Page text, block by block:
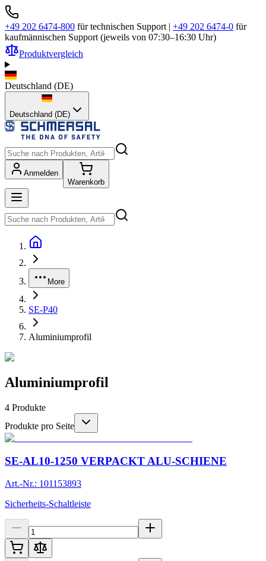
+49 202 6474-800 für technischen Support | +49 202 6474-0 für
kaufmännischen Support (jeweils von 07:30–16:30 Uhr)
Produktvergleich
Deutschland (DE)
Deutschland (DE)
Anmelden
Warenkorb
More
SE-P40
Aluminiumprofil
Aluminiumprofil
4 Produkte
Produkte pro Seite
SE-AL10-1250 VERPACKT ALU-SCHIENE
Art.-Nr.: 101153893
Sicherheits-Schaltleiste